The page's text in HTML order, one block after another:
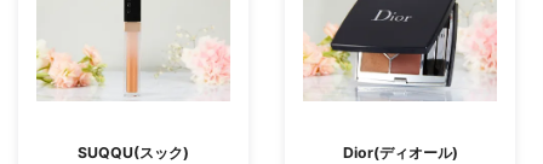
SUQQU(スック)
Dior(ディオール)